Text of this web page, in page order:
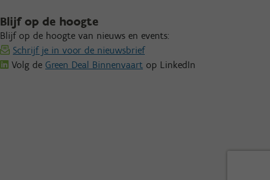
Blijf op de hoogte
Blijf op de hoogte van nieuws en events:
Schrijf je in voor de nieuwsbrief
Volg de Green Deal Binnenvaart op LinkedIn